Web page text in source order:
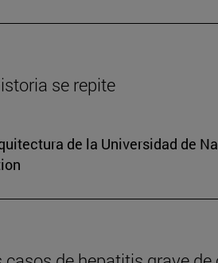
se repite
de la Universidad de